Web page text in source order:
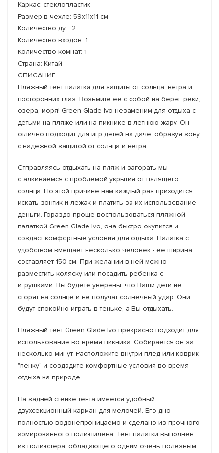
Каркас: стеклопластик
Размер в чехле: 59x11x11 см
Количество дуг: 2
Количество входов: 1
Количество комнат: 1
Страна: Китай
ОПИСАНИЕ
Пляжный тент палатка для защиты от солнца, ветра и
посторонних глаз. Возьмите ее с собой на берег реки,
озера, моря! Green Glade Ivo незаменим для отдыха с
детьми на пляже или на пикнике в летнюю жару. Он
отлично подходит для игр детей на даче, образуя зону
с надежной защитой от солнца и ветра.
Отправляясь отдыхать на пляж и загорать мы
сталкиваемся с проблемой укрытия от палящего
солнца. По этой причине нам каждый раз приходится
искать зонтик и лежак и платить за их использование
деньги. Гораздо проще воспользоваться пляжной
палаткой Green Glade Ivo, она быстро окупится и
создаст комфортные условия для отдыха. Палатка с
удобством вмещает несколько человек - ее ширина
составляет 150 см. При желании в ней можно
разместить коляску или посадить ребенка с
игрушками. Вы будете уверены, что Ваши дети не
сгорят на солнце и не получат солнечный удар. Они
будут спокойно играть в теньке, а Вы отдыхать.
Пляжный тент Green Glade Ivo прекрасно подходит для
использование во время пикника. Собирается он за
несколько минут. Расположите внутри плед или коврик
"пенку" и создадите комфортные условия во время
отдыха на природе.
На задней стенке тента имеется удобный
двухсекционный карман для мелочей. Его дно
полностью водонепроницаемо и сделано из прочного
армированного полиэтилена. Тент палатки выполнен
из полиэстера, обладающего одним очень полезным